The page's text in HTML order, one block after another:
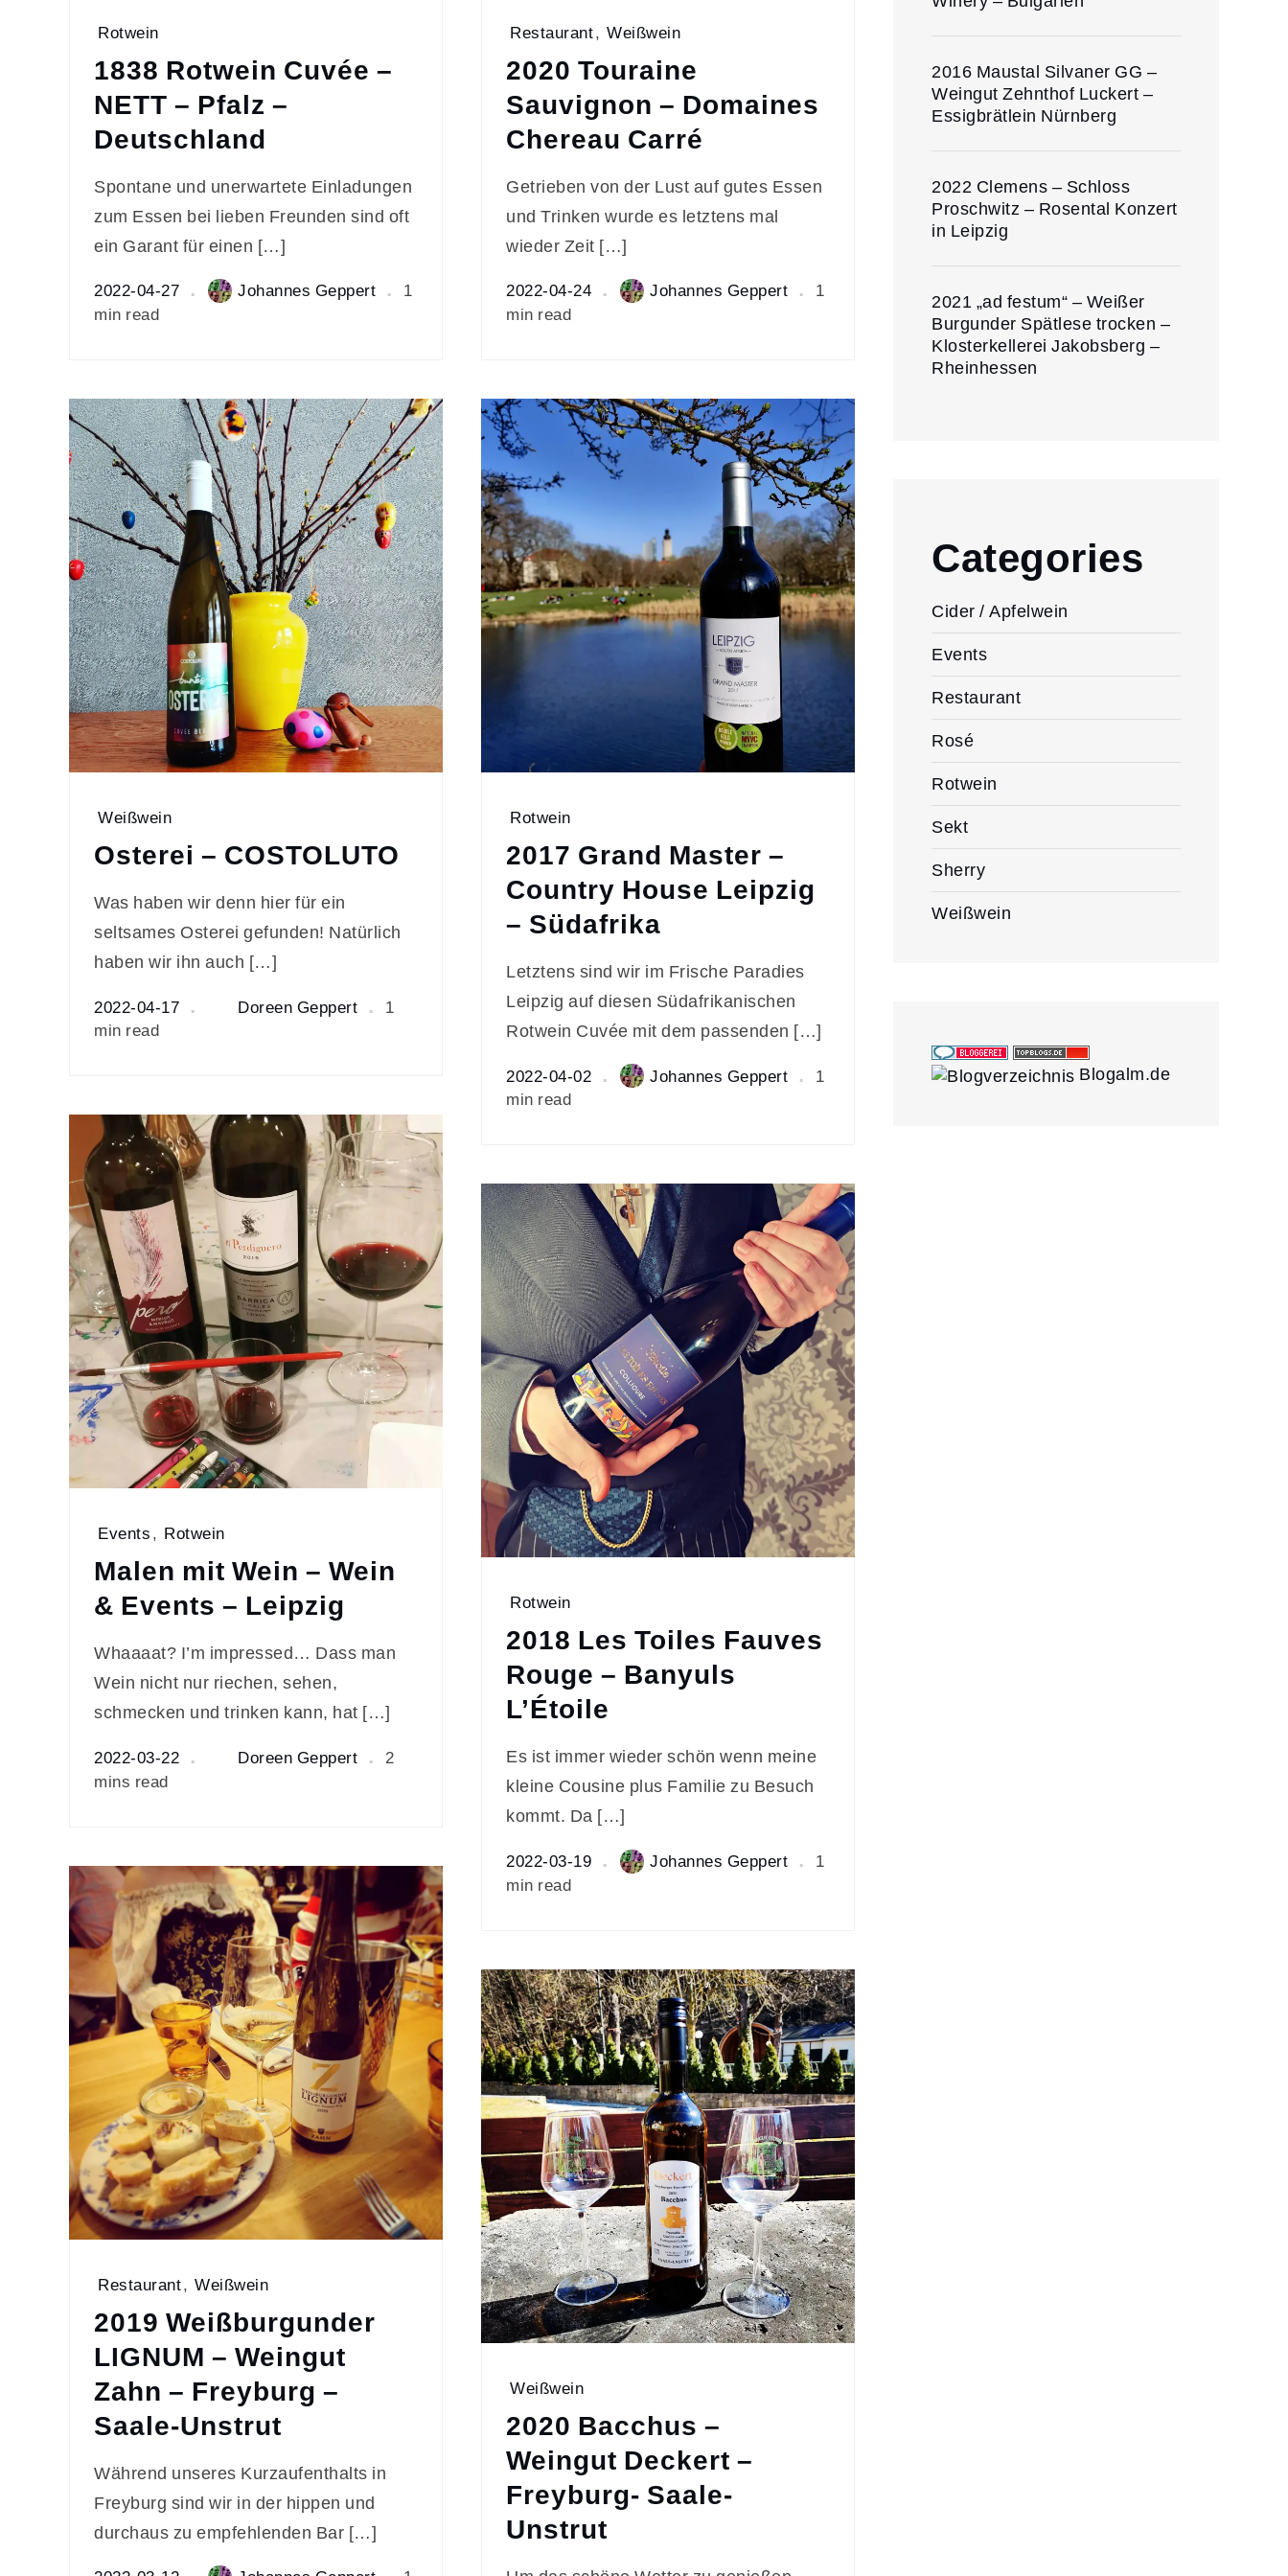
Rotwein
1838 Rotwein Cuvée –
NETT – Pfalz –
Deutschland
Spontane und unerwartete Einladungen
zum Essen bei lieben Freunden sind oft
ein Garant für einen […]
2022-04-27 Johannes Geppert
1
min read
Restaurant, Weißwein
2020 Touraine
Sauvignon – Domaines
Chereau Carré
Getrieben von der Lust auf gutes Essen
und Trinken wurde es letztens mal
wieder Zeit […]
2022-04-24 Johannes Geppert
1
min read
Weißwein
Osterei – COSTOLUTO
Was haben wir denn hier für ein
seltsames Osterei gefunden! Natürlich
haben wir ihn auch […]
2022-04-17 Doreen Geppert
1
min read
Rotwein
2017 Grand Master –
Country House Leipzig
– Südafrika
Letztens sind wir im Frische Paradies
Leipzig auf diesen Südafrikanischen
Rotwein Cuvée mit dem passenden […]
2022-04-02 Johannes Geppert
1
min read
Events, Rotwein
Malen mit Wein – Wein
& Events – Leipzig
Whaaaat? I’m impressed… Dass man
Wein nicht nur riechen, sehen,
schmecken und trinken kann, hat […]
2022-03-22 Doreen Geppert
2
mins read
Rotwein
2018 Les Toiles Fauves
Rouge – Banyuls
L’Étoile
Es ist immer wieder schön wenn meine
kleine Cousine plus Familie zu Besuch
kommt. Da […]
2022-03-19 Johannes Geppert
1
min read
Restaurant, Weißwein
2019 Weißburgunder
LIGNUM – Weingut
Zahn – Freyburg –
Saale-Unstrut
Während unseres Kurzaufenthalts in
Freyburg sind wir in der hippen und
durchaus zu empfehlenden Bar […]
Weißwein
2020 Bacchus –
Weingut Deckert –
Freyburg- Saale-
Unstrut
2016 Maustal Silvaner GG –
Weingut Zehnthof Luckert –
Essigbrätlein Nürnberg
2022 Clemens – Schloss
Proschwitz – Rosental Konzert
in Leipzig
2021 „ad festum“ – Weißer
Burgunder Spätlese trocken –
Klosterkellerei Jakobsberg –
Rheinhessen
Categories
Cider / Apfelwein
Events
Restaurant
Rosé
Rotwein
Sekt
Sherry
Weißwein
Blogalm.de